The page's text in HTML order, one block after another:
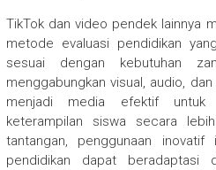
TikTok dan video pendek lainnya
metode evaluasi pendidikan
sesuai dengan kebutuhan
menggabungkan visual, audio,
menjadi media efektif untuk
keterampilan siswa secara
tantangan, penggunaan inovatif
pendidikan dapat beradaptasi